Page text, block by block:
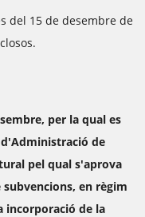
del 15 de desembre de
per la qual es
de
pel qual s'aprova
en règim
incorporació de la